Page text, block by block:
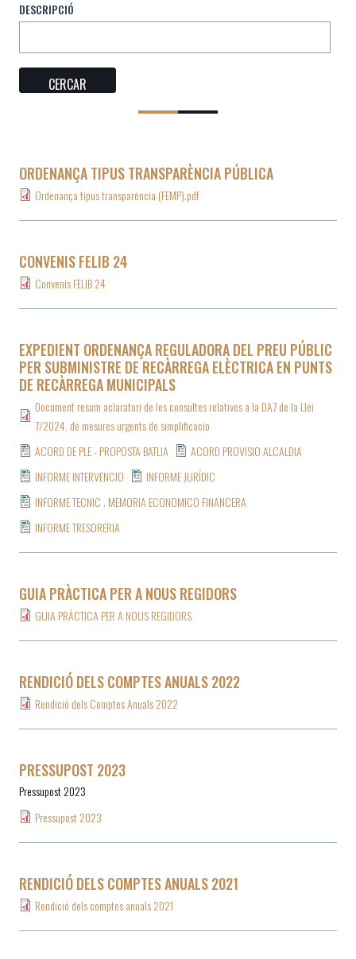
DESCRIPCIÓ
ORDENANÇA TIPUS TRANSPARÈNCIA PÚBLICA
Ordenança tipus transparència (FEMP).pdf
CONVENIS FELIB 24
Convenis FELIB 24
EXPEDIENT ORDENANÇA REGULADORA DEL PREU PÚBLIC
PER SUBMINISTRE DE RECÀRREGA ELÈCTRICA EN PUNTS
DE RECÀRREGA MUNICIPALS
Document resum aclaratori de les consultes relatives a la DA7 de la Llei
7/2024, de mesures urgents de simplificacio
ACORD DE PLE - PROPOSTA BATLIA
ACORD PROVISIO ALCALDIA
INFORME INTERVENCIO
INFORME JURÍDIC
INFORME TECNIC . MEMORIA ECONOMICO FINANCERA
INFORME TRESORERIA
GUIA PRÀCTICA PER A NOUS REGIDORS
GUIA PRÀCTICA PER A NOUS REGIDORS
RENDICIÓ DELS COMPTES ANUALS 2022
Rendició dels Comptes Anuals 2022
PRESSUPOST 2023
Pressupost 2023
Pressupost 2023
RENDICIÓ DELS COMPTES ANUALS 2021
Rendició dels comptes anuals 2021